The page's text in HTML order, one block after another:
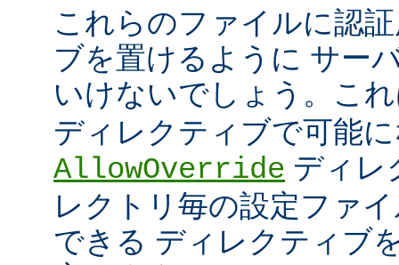
これらのファイルに認
ブを置けるように サー
いけないでしょう。こ
ディレクティブで可能
AllowOverride ディレ
レクトリ毎の設定ファ
できる ディレクティブ